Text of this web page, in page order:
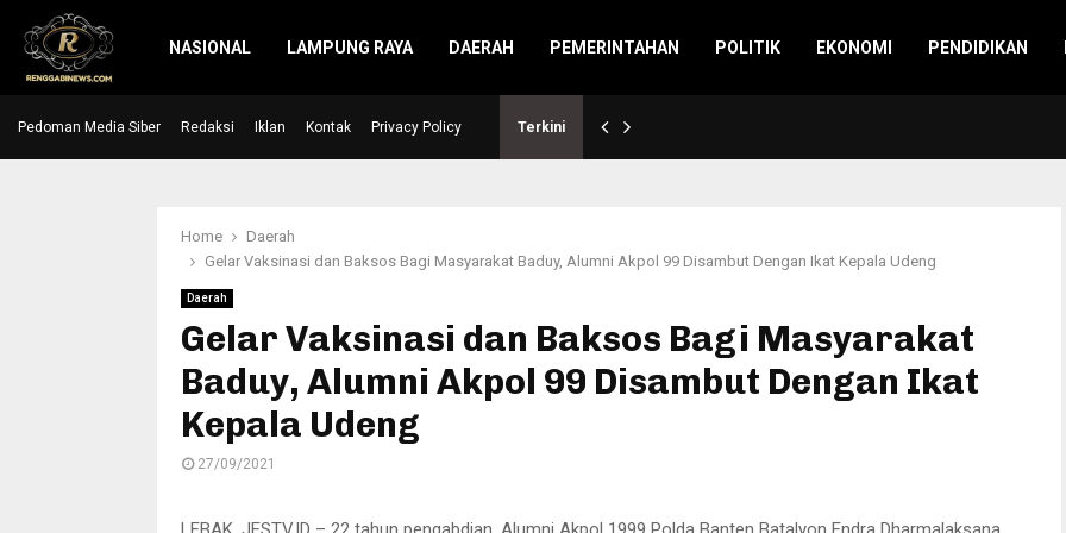
NASIONAL LAMPUNG RAYA DAERAH PEMERINTAHAN POLITIK EKONOMI PENDIDIKAN
Pedoman Media Siber Redaksi Iklan Kontak Privacy Policy Terkini
Home
Daerah
Gelar Vaksinasi dan Baksos Bagi Masyarakat Baduy, Alumni Akpol 99 Disambut Dengan Ikat Kepala Udeng
Daerah
Gelar Vaksinasi dan Baksos Bagi Masyarakat
Baduy, Alumni Akpol 99 Disambut Dengan Ikat
Kepala Udeng
27/09/2021